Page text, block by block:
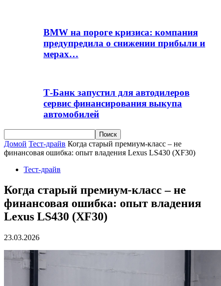
BMW на пороге кризиса: компания
предупредила о снижении прибыли и
мерах…
Т-Банк запустил для автодилеров
сервис финансирования выкупа
автомобилей
Домой Тест-драйв Когда старый премиум-класс – не
финансовая ошибка: опыт владения Lexus LS430 (XF30)
Тест-драйв
Когда старый премиум-класс – не
финансовая ошибка: опыт владения
Lexus LS430 (XF30)
23.03.2026